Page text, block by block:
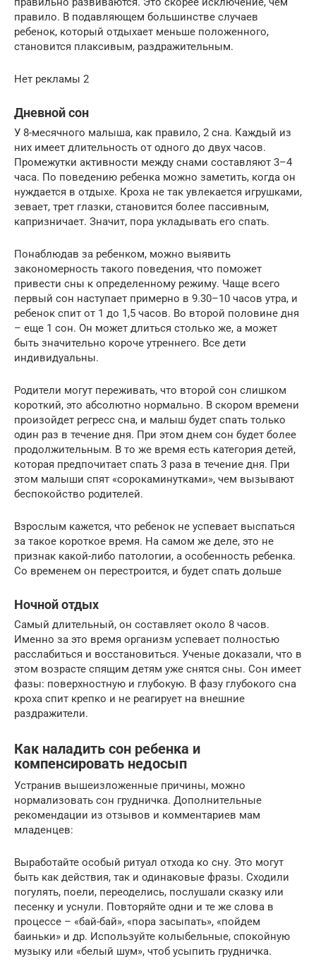
правило. В подавляющем большинстве случаев
ребенок, который отдыхает меньше положенного,
становится плаксивым, раздражительным.
Нет рекламы 2
Дневной сон
У 8-месячного малыша, как правило, 2 сна. Каждый из
них имеет длительность от одного до двух часов.
Промежутки активности между снами составляют 3–4
часа. По поведению ребенка можно заметить, когда он
нуждается в отдыхе. Кроха не так увлекается игрушками,
зевает, трет глазки, становится более пассивным,
капризничает. Значит, пора укладывать его спать.
Понаблюдав за ребенком, можно выявить
закономерность такого поведения, что поможет
привести сны к определенному режиму. Чаще всего
первый сон наступает примерно в 9.30–10 часов утра, и
ребенок спит от 1 до 1,5 часов. Во второй половине дня
– еще 1 сон. Он может длиться столько же, а может
быть значительно короче утреннего. Все дети
индивидуальны.
Родители могут переживать, что второй сон слишком
короткий, это абсолютно нормально. В скором времени
произойдет регресс сна, и малыш будет спать только
один раз в течение дня. При этом днем сон будет более
продолжительным. В то же время есть категория детей,
которая предпочитает спать 3 раза в течение дня. При
этом малыши спят «сорокаминутками», чем вызывают
беспокойство родителей.
Взрослым кажется, что ребенок не успевает выспаться
за такое короткое время. На самом же деле, это не
признак какой-либо патологии, а особенность ребенка.
Со временем он перестроится, и будет спать дольше
Ночной отдых
Самый длительный, он составляет около 8 часов.
Именно за это время организм успевает полностью
расслабиться и восстановиться. Ученые доказали, что в
этом возрасте спящим детям уже снятся сны. Сон имеет
фазы: поверхностную и глубокую. В фазу глубокого сна
кроха спит крепко и не реагирует на внешние
раздражители.
Как наладить сон ребенка и
компенсировать недосып
Устранив вышеизложенные причины, можно
нормализовать сон грудничка. Дополнительные
рекомендации из отзывов и комментариев мам
младенцев:
Выработайте особый ритуал отхода ко сну. Это могут
быть как действия, так и одинаковые фразы. Сходили
погулять, поели, переоделись, послушали сказку или
песенку и уснули. Повторяйте одни и те же слова в
процессе – «бай-бай», «пора засыпать», «пойдем
баиньки» и др. Используйте колыбельные, спокойную
музыку или «белый шум», чтоб усыпить грудничка.